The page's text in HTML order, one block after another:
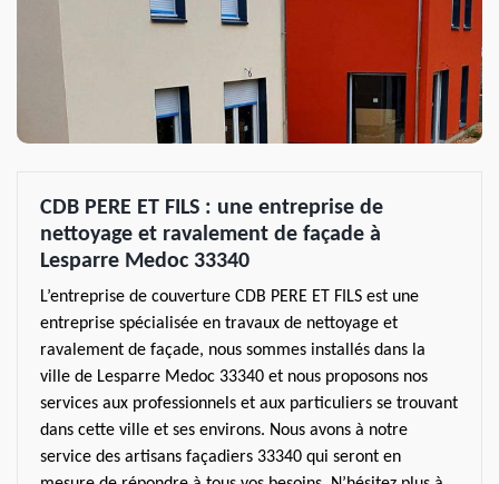
CDB PERE ET FILS : une entreprise de
nettoyage et ravalement de façade à
Lesparre Medoc 33340
L’entreprise de couverture CDB PERE ET FILS est une
entreprise spécialisée en travaux de nettoyage et
ravalement de façade, nous sommes installés dans la
ville de Lesparre Medoc 33340 et nous proposons nos
services aux professionnels et aux particuliers se trouvant
dans cette ville et ses environs. Nous avons à notre
service des artisans façadiers 33340 qui seront en